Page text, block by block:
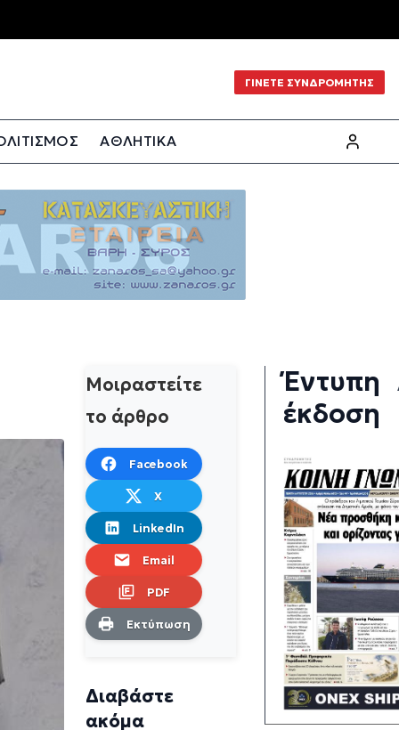
ΓΙΝΕΤΕ ΣΥΝΔΡΟΜΗΤΗΣ
ΑΘΛΗΤΙΚΑ
Μοιραστείτε
το άρθρο
Facebook
X
LinkedIn
Email
PDF
Εκτύπωση
Διαβάστε
ακόμα
Έντυπη
έκδοση